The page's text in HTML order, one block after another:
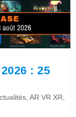
: 25
,AR VR XR